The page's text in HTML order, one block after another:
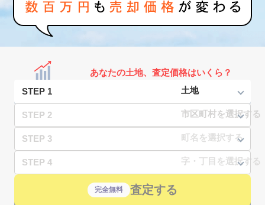
あなたの土地、査定価格はいくら？
STEP 1
STEP 2
STEP 3
STEP 4
完全無料 査定する
お問い合わせ